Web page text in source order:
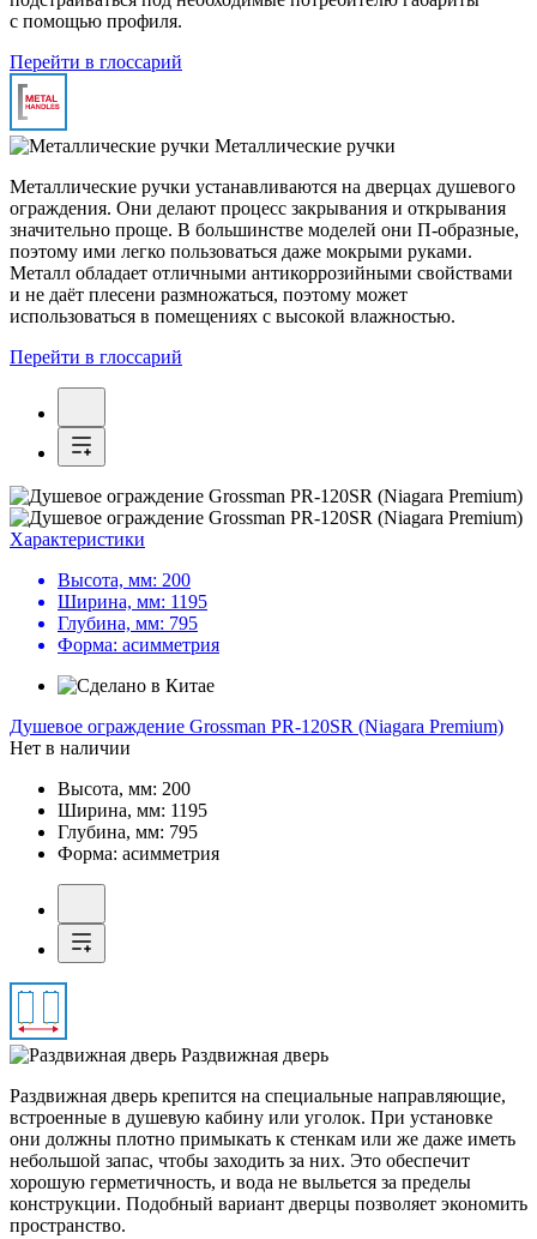
с помощью профиля.
Перейти в глоссарий
Металлические ручки
Металлические ручки устанавливаются на дверцах душевого
ограждения. Они делают процесс закрывания и открывания
значительно проще. В большинстве моделей они П-образные,
поэтому ими легко пользоваться даже мокрыми руками.
Металл обладает отличными антикоррозийными свойствами
и не даёт плесени размножаться, поэтому может
использоваться в помещениях с высокой влажностью.
Перейти в глоссарий
Характеристики
Высота, мм: 200
Ширина, мм: 1195
Глубина, мм: 795
Форма: асимметрия
Душевое ограждение Grossman PR-120SR (Niagara Premium)
Нет в наличии
Высота, мм: 200
Ширина, мм: 1195
Глубина, мм: 795
Форма: асимметрия
Раздвижная дверь
Раздвижная дверь крепится на специальные направляющие,
встроенные в душевую кабину или уголок. При установке
они должны плотно примыкать к стенкам или же даже иметь
небольшой запас, чтобы заходить за них. Это обеспечит
хорошую герметичность, и вода не выльется за пределы
конструкции. Подобный вариант дверцы позволяет экономить
пространство.